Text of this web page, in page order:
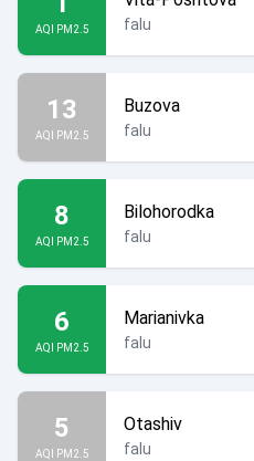
AQI PM2.5 falu
13
AQI PM2.5
Buzova
falu
8
AQI PM2.5
Bilohorodka
falu
6
AQI PM2.5
Marianivka
falu
5
AQI PM2.5
Otashiv
falu